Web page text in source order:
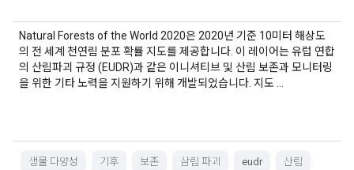
Natural Forests of the World 2020은 2020년 기준 10미터 해상도
의 전 세계 천연림 분포 확률 지도를 제공합니다. 이 레이어는 유럽 연합
의 산림파괴 규정 (EUDR)과 같은 이니셔티브 및 산림 보존과 모니터링
을 위한 기타 노력을 지원하기 위해 개발되었습니다. 지도 …
생물 다양성 기후 보존 삼림 파괴 eudr 산림